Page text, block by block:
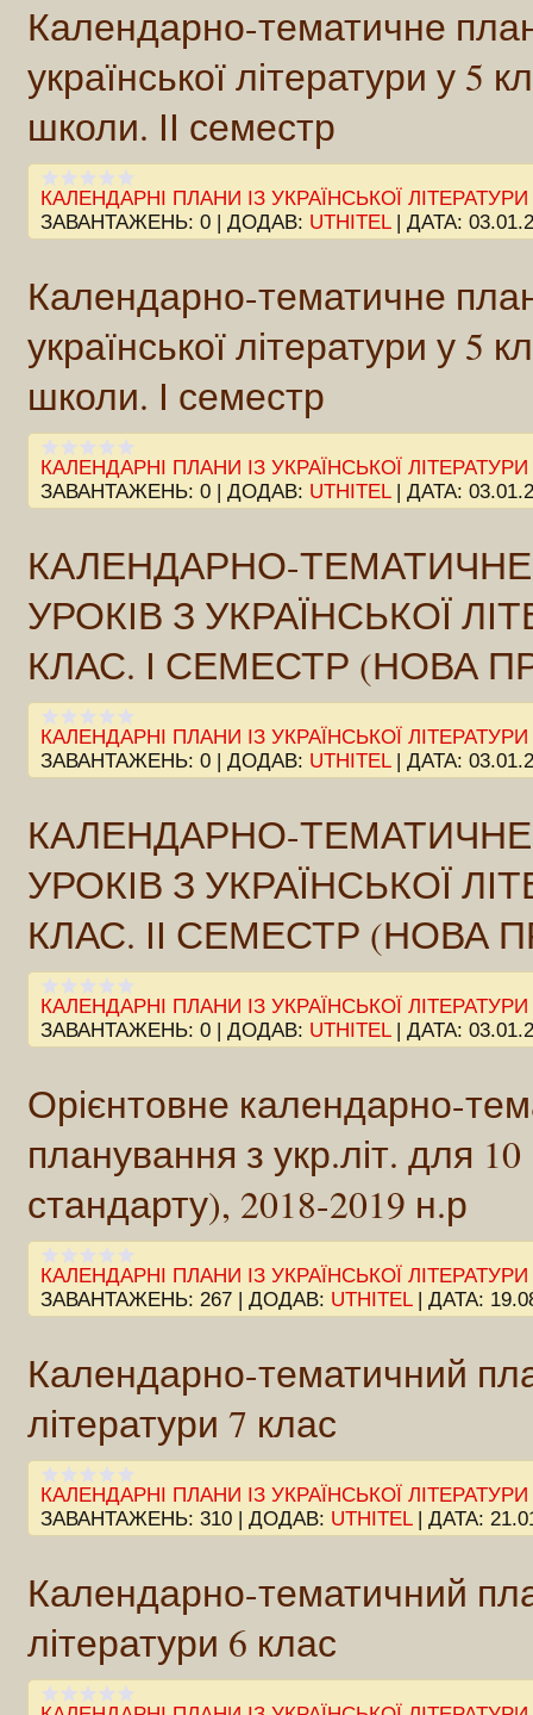
Календарно-тематичне
української літератури у 5
школи. ІІ семестр
КАЛЕНДАРНІ ПЛАНИ ІЗ УКРАЇНСЬКОЇ ЛІТЕРАТУРИ
ЗАВАНТАЖЕНЬ: 0 | ДОДАВ: UTHITEL| ДАТА:
Календарно-тематичне
української літератури у 5
школи. І семестр
КАЛЕНДАРНІ ПЛАНИ ІЗ УКРАЇНСЬКОЇ ЛІТЕРАТУРИ
ЗАВАНТАЖЕНЬ: 0 | ДОДАВ: UTHITEL| ДАТА:
КАЛЕНДАРНО-
УРОКІВ З УКРАЇНСЬКОЇ
КЛАС. І СЕМЕСТР (НОВА
КАЛЕНДАРНІ ПЛАНИ ІЗ УКРАЇНСЬКОЇ ЛІТЕРАТУРИ
ЗАВАНТАЖЕНЬ: 0 | ДОДАВ: UTHITEL| ДАТА:
КАЛЕНДАРНО-
УРОКІВ З УКРАЇНСЬКОЇ
КЛАС. ІІ СЕМЕСТР (НОВА
КАЛЕНДАРНІ ПЛАНИ ІЗ УКРАЇНСЬКОЇ ЛІТЕРАТУРИ
ЗАВАНТАЖЕНЬ: 0 | ДОДАВ: UTHITEL| ДАТА:
Орієнтовне календарно-
планування з укр.літ. для 10
стандарту), 2018-2019 н.р
КАЛЕНДАРНІ ПЛАНИ ІЗ УКРАЇНСЬКОЇ ЛІТЕРАТУРИ
ЗАВАНТАЖЕНЬ: 267 | ДОДАВ: UTHITEL| ДАТА:
Календарно-тематичний
літератури 7 клас
КАЛЕНДАРНІ ПЛАНИ ІЗ УКРАЇНСЬКОЇ ЛІТЕРАТУРИ
ЗАВАНТАЖЕНЬ: 310 | ДОДАВ: UTHITEL| ДАТА:
Календарно-тематичний
літератури 6 клас